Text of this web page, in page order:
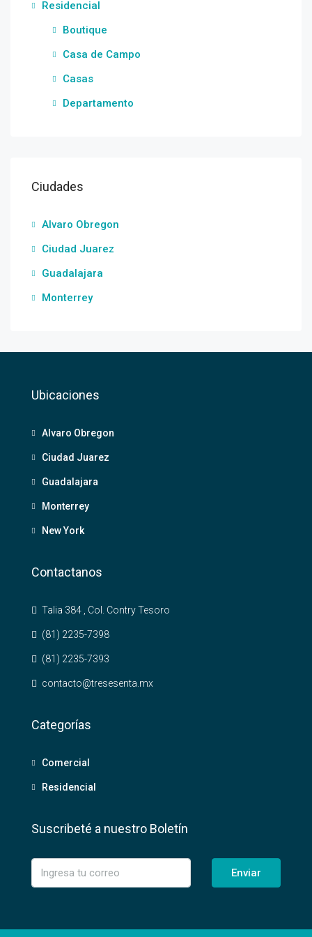
Residencial
Boutique
Casa de Campo
Casas
Departamento
Ciudades
Alvaro Obregon
Ciudad Juarez
Guadalajara
Monterrey
Ubicaciones
Alvaro Obregon
Ciudad Juarez
Guadalajara
Monterrey
New York
Contactanos
Talia 384 , Col. Contry Tesoro
(81) 2235-7398
(81) 2235-7393
contacto@tresesenta.mx
Categorías
Comercial
Residencial
Suscribeté a nuestro Boletín
Enviar